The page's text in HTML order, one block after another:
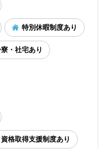
特別休暇制度あり
・社宅あり
資格取得支援制度あり